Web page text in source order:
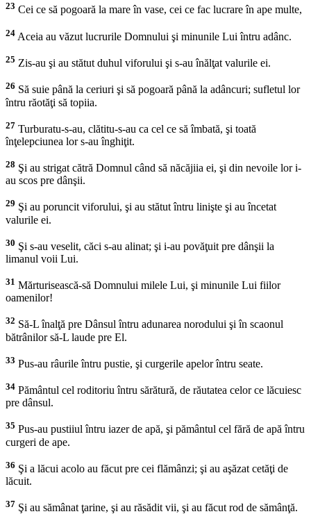
23 Cei ce să pogoară la mare în vase, cei ce fac lucrare în ape multe,
24 Aceia au văzut lucrurile Domnului şi minunile Lui întru adânc.
25 Zis-au şi au stătut duhul viforului şi s-au înălţat valurile ei.
26 Să suie până la ceriuri şi să pogoară până la adâncuri; sufletul lor
întru răotăţi să topiia.
27 Turburatu-s-au, clătitu-s-au ca cel ce să îmbată, şi toată
înţelepciunea lor s-au înghiţit.
28 Şi au strigat cătră Domnul când să năcăjiia ei, şi din nevoile lor i-
au scos pre dânşii.
29 Şi au poruncit viforului, şi au stătut întru linişte şi au încetat
valurile ei.
30 Şi s-au veselit, căci s-au alinat; şi i-au povăţuit pre dânşii la
limanul voii Lui.
31 Mărturisească-să Domnului milele Lui, şi minunile Lui fiilor
oamenilor!
32 Să-L înalţă pre Dânsul întru adunarea norodului şi în scaonul
bătrânilor să-L laude pre El.
33 Pus-au râurile întru pustie, şi curgerile apelor întru seate.
34 Pământul cel roditoriu întru sărătură, de răutatea celor ce lăcuiesc
pre dânsul.
35 Pus-au pustiiul întru iazer de apă, şi pământul cel fără de apă întru
curgeri de ape.
36 Şi a lăcui acolo au făcut pre cei flămânzi; şi au aşăzat cetăţi de
lăcuit.
37 Şi au sămânat ţarine, şi au răsădit vii, şi au făcut rod de sămânţă.